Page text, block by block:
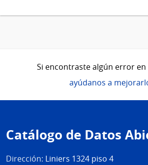
Si encontraste algún error en
ayúdanos a
de
página
Catálogo de Datos
Dirección: Liniers 1324 piso 4